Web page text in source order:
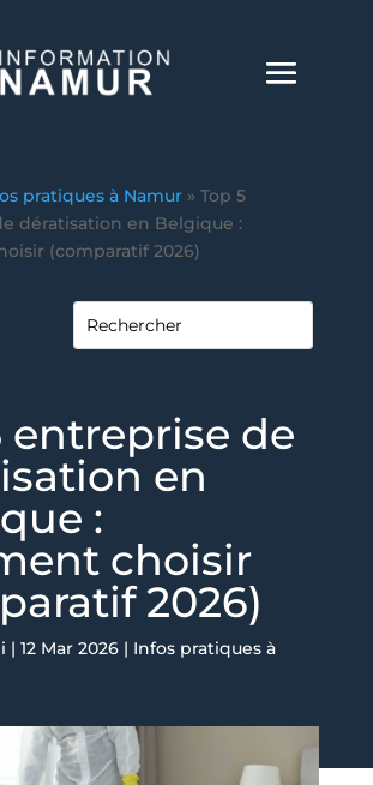
pratiques à Namur » Top 5
dératisation en Belgique :
(comparatif 2026)
entreprise de
en
:
choisir
2026)
| 12 Mar 2026| Infos pratiques à